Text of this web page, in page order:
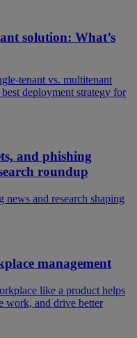
solution: What’s
tenant vs. multitenant
deployment strategy for
and phishing
roundup
and research shaping
management
like a product helps
work, and drive better